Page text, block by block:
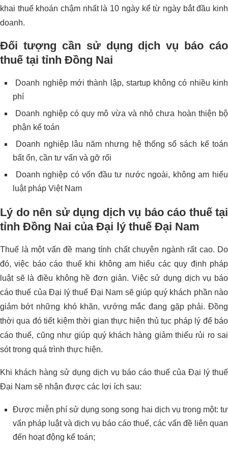
khai thuế khoán chậm nhất là 10 ngày kể từ ngày bắt đầu kinh
doanh.
Đối tượng cần sử dụng dịch vụ báo cáo
thuế tại tỉnh Đồng Nai
Doanh nghiệp mới thành lập, startup không có nhiều kinh
phí
Doanh nghiệp có quy mô vừa và nhỏ chưa hoàn thiện bộ
phận kế toán
Doanh nghiệp lâu năm nhưng hệ thống sổ sách kế toán
bất ổn, cần tư vấn và gỡ rối
Doanh nghiệp có vốn đầu tư nước ngoài, không am hiểu
luật pháp Việt Nam
Lý do nên sử dụng dịch vụ báo cáo thuế tại
tỉnh Đồng Nai của Đại lý thuế Đại Nam
Thuế là một vấn đề mang tính chất chuyên ngành rất cao. Do
đó, việc báo cáo thuế khi không am hiểu các quy định pháp
luật sẽ là điều không hề đơn giản. Việc sử dụng dịch vụ báo
cáo thuế của Đại lý thuế Đại Nam sẽ giúp quý khách phần nào
giảm bớt những khó khăn, vướng mắc đang gặp phải. Đồng
thời qua đó tiết kiệm thời gian thực hiện thủ tục pháp lý để báo
cáo thuế, cũng như giúp quý khách hàng giảm thiểu rủi ro sai
sót trong quá trình thực hiện.
Khi khách hàng sử dụng dịch vụ báo cáo thuế của Đại lý thuế
Đại Nam sẽ nhận được các lợi ích sau:
Được miễn phí sử dụng song song hai dịch vụ trong một: tư
vấn pháp luật và dịch vụ báo cáo thuế, các vấn đề liên quan
đến hoạt động kế toán;